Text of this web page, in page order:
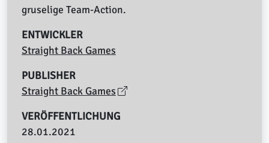
gruselige Team-Action.
ENTWICKLER
Straight Back Games
PUBLISHER
Straight Back Games
VERÖFFENTLICHUNG
28.01.2021